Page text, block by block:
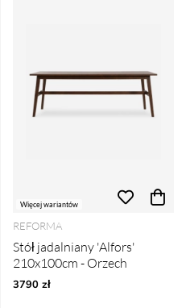
Więcej wariantów
REFORMA
Stół jadalniany 'Alfors'
210x100cm - Orzech
3790 zł